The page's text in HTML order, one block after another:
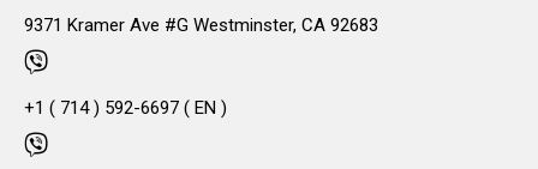
9371 Kramer Ave #G Westminster, CA 92683
+1 ( 714 ) 592-6697 ( EN )